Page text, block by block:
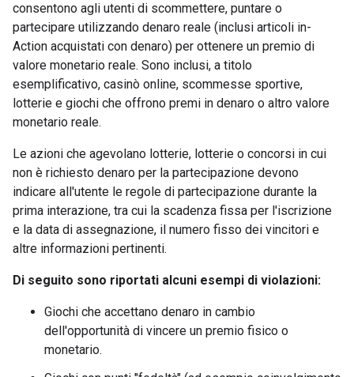
consentono agli utenti di scommettere, puntare o
partecipare utilizzando denaro reale (inclusi articoli in-
Action acquistati con denaro) per ottenere un premio di
valore monetario reale. Sono inclusi, a titolo
esemplificativo, casinò online, scommesse sportive,
lotterie e giochi che offrono premi in denaro o altro valore
monetario reale.
Le azioni che agevolano lotterie, lotterie o concorsi in cui
non è richiesto denaro per la partecipazione devono
indicare all'utente le regole di partecipazione durante la
prima interazione, tra cui la scadenza fissa per l'iscrizione
e la data di assegnazione, il numero fisso dei vincitori e
altre informazioni pertinenti.
Di seguito sono riportati alcuni esempi di violazioni:
Giochi che accettano denaro in cambio
dell'opportunità di vincere un premio fisico o
monetario.